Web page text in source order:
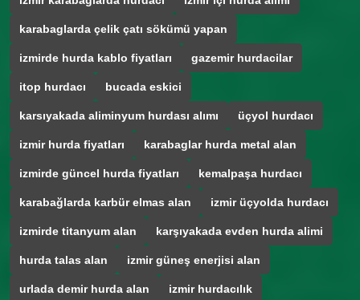
karabaglarda çelik çatı sökümü yapan
izmirde hurda kablo fiyatları gazemir hurdacilar
itop hurdacı bucada eskici
karsıyakada aliminyum hurdası alımı üçyol hurdacı
izmir hurda fiyatları karabaglar hurda metal alan
izmirde güncel hurda fiyatları kemalpaşa hurdacı
karabağlarda karbür elmas alan izmir üçyolda hurdacı
izmirde titanyum alan karşıyakada evden hurda alimi
hurda talas alan izmir güneş enerjisi alan
urlada demir hurda alan izmir hurdacılık